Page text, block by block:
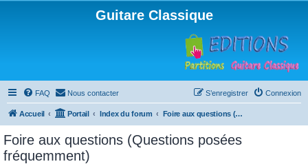
Guitare Classique
FAQ Nous contacter Connexion
S’enregistrer
Accueil Portail Index du forum Foire aux questions (Questions posées fréquemment)
Foire aux questions (Questions posées
fréquemment)